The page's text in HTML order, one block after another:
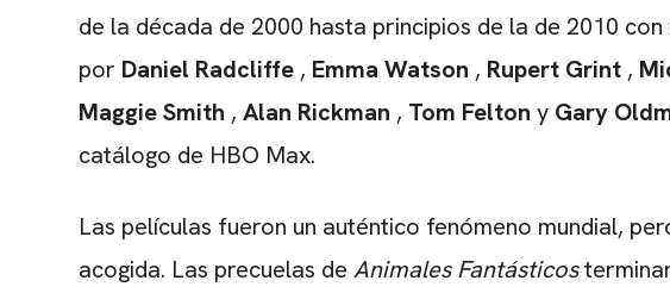
de la década de 2000 hasta principios de la de 2010
por Daniel Radcliffe , Emma Watson , Rupert Grint ,
Maggie Smith , Alan Rickman , Tom Felton y Gary
catálogo de HBO Max.
Las películas fueron un auténtico fenómeno mundial,
acogida. Las precuelas de Animales Fantásticos